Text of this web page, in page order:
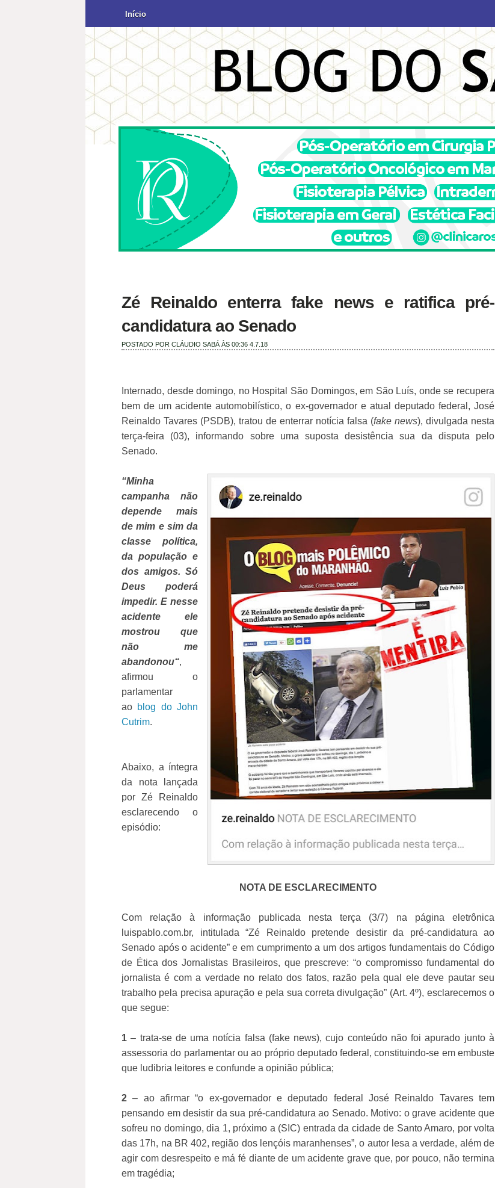
Início
Zé Reinaldo enterra fake news e ratifica pré-
candidatura ao Senado
POSTADO POR CLÁUDIO SABÁ ÀS 00:36 4.7.18
Internado, desde domingo, no Hospital São Domingos, em São Luís, onde se recupera
bem de um acidente automobilístico, o ex-governador e atual deputado federal, José
Reinaldo Tavares (PSDB), tratou de enterrar notícia falsa (fake news), divulgada nesta
terça-feira (03), informando sobre uma suposta desistência sua da disputa pelo
Senado.
“Minha
campanha não
depende mais
de mim e sim da
classe política,
da população e
dos amigos. Só
Deus poderá
impedir. E nesse
acidente ele
mostrou que
não me
abandonou“,
afirmou o
parlamentar
ao blog do John
Cutrim.
Abaixo, a íntegra
da nota lançada
por Zé Reinaldo
esclarecendo o
episódio:
NOTA DE ESCLARECIMENTO
Com relação à informação publicada nesta terça (3/7) na página eletrônica
luispablo.com.br, intitulada “Zé Reinaldo pretende desistir da pré-candidatura ao
Senado após o acidente” e em cumprimento a um dos artigos fundamentais do Código
de Ética dos Jornalistas Brasileiros, que prescreve: “o compromisso fundamental do
jornalista é com a verdade no relato dos fatos, razão pela qual ele deve pautar seu
trabalho pela precisa apuração e pela sua correta divulgação” (Art. 4º), esclarecemos o
que segue:
1 – trata-se de uma notícia falsa (fake news), cujo conteúdo não foi apurado junto à
assessoria do parlamentar ou ao próprio deputado federal, constituindo-se em embuste
que ludibria leitores e confunde a opinião pública;
2 – ao afirmar “o ex-governador e deputado federal José Reinaldo Tavares tem
pensando em desistir da sua pré-candidatura ao Senado. Motivo: o grave acidente que
sofreu no domingo, dia 1, próximo a (SIC) entrada da cidade de Santo Amaro, por volta
das 17h, na BR 402, região dos lençóis maranhenses”, o autor lesa a verdade, além de
agir com desrespeito e má fé diante de um acidente grave que, por pouco, não termina
em tragédia;